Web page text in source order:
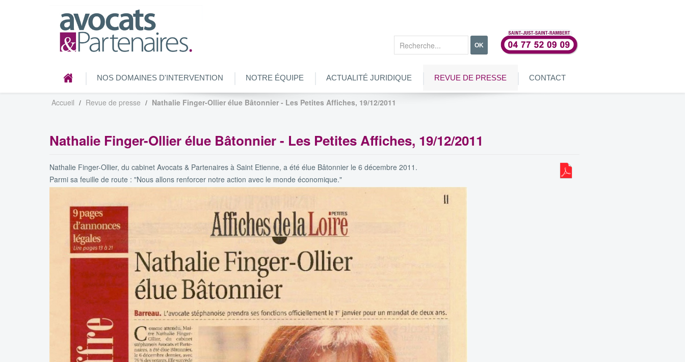
OK
NOS DOMAINES D'INTERVENTION NOTRE ÉQUIPE ACTUALITÉ JURIDIQUE REVUE DE PRESSE CONTACT
Accueil Revue de presse Nathalie Finger-Ollier élue Bâtonnier - Les Petites Affiches, 19/12/2011
Nathalie Finger-Ollier élue Bâtonnier - Les Petites Affiches, 19/12/2011
Nathalie Finger-Ollier, du cabinet Avocats & Partenaires à Saint Etienne, a été élue Bâtonnier le 6 décembre 2011.
Parmi sa feuille de route : "Nous allons renforcer notre action avec le monde économique."